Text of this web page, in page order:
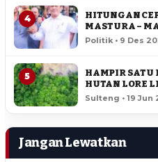
4
HITUNGAN
MASTURA –
SULTENG
Politik • 9 Des
5
HAMPIR SATU
HUTAN LORE
HEKTAR
Sulteng • 19 Jun
Jangan Lewatkan